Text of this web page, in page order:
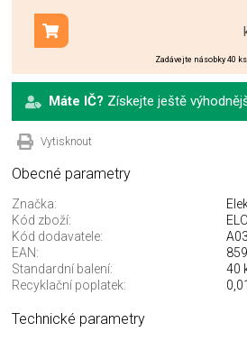
Přidat do košíku
Zadávejte násobky 40
Máte IČ? Získejte ještě
Vytisknout
Obecné parametry
Značka:
Kód zboží:
Kód dodavatele:
EAN:
Standardní balení:
40
Recyklační poplatek:
Technické parametry